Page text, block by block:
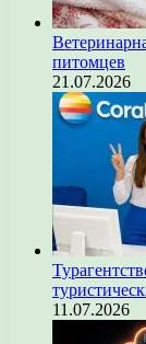
питомцев
21.07.2026
11.07.2026